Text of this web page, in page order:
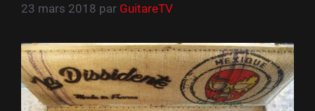
23 mars 2018 par GuitareTV